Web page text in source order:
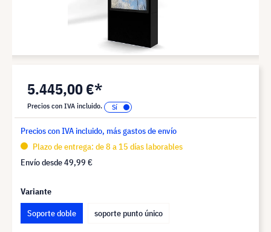
5.445,00 €*
Precios con IVA incluido.
Precios con IVA incluido, más gastos de envío
Plazo de entrega: de 8 a 15 días laborables
Envío desde49,99 €
Variante
Soporte doble
soporte punto único